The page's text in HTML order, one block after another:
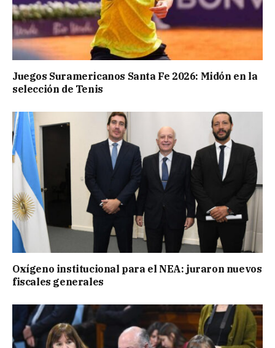
Juegos Suramericanos Santa Fe 2026: Midón en la
selección de Tenis
Oxígeno institucional para el NEA: juraron nuevos
fiscales generales